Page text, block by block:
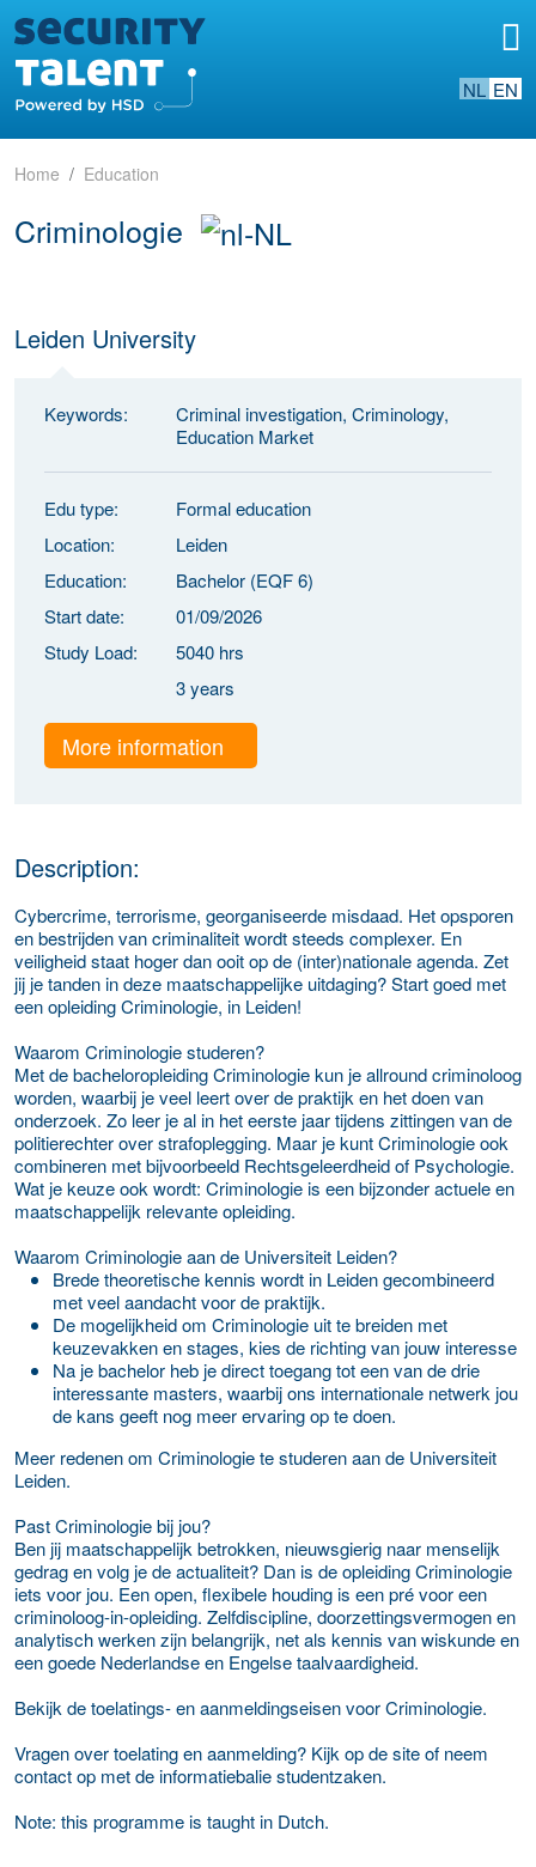
NL EN
Home Education
Criminologie
Leiden University
Keywords:
Criminal investigation, Criminology,
Education Market
Edu type:
Formal education
Location:
Leiden
Education:
Bachelor (EQF 6)
Start date:
01/09/2026
Study Load:
5040 hrs
3 years
More information
Description:
Cybercrime, terrorisme, georganiseerde misdaad. Het opsporen
en bestrijden van criminaliteit wordt steeds complexer. En
veiligheid staat hoger dan ooit op de (inter)nationale agenda. Zet
jij je tanden in deze maatschappelijke uitdaging? Start goed met
een opleiding Criminologie, in Leiden!
Waarom Criminologie studeren?
Met de bacheloropleiding Criminologie kun je allround criminoloog
worden, waarbij je veel leert over de praktijk en het doen van
onderzoek. Zo leer je al in het eerste jaar tijdens zittingen van de
politierechter over strafoplegging. Maar je kunt Criminologie ook
combineren met bijvoorbeeld Rechtsgeleerdheid of Psychologie.
Wat je keuze ook wordt: Criminologie is een bijzonder actuele en
maatschappelijk relevante opleiding.
Waarom Criminologie aan de Universiteit Leiden?
Brede theoretische kennis wordt in Leiden gecombineerd
met veel aandacht voor de praktijk.
De mogelijkheid om Criminologie uit te breiden met
keuzevakken en stages, kies de richting van jouw interesse
Na je bachelor heb je direct toegang tot een van de drie
interessante masters, waarbij ons internationale netwerk jou
de kans geeft nog meer ervaring op te doen.
Meer redenen om Criminologie te studeren aan de Universiteit
Leiden.
Past Criminologie bij jou?
Ben jij maatschappelijk betrokken, nieuwsgierig naar menselijk
gedrag en volg je de actualiteit? Dan is de opleiding Criminologie
iets voor jou. Een open, flexibele houding is een pré voor een
criminoloog-in-opleiding. Zelfdiscipline, doorzettingsvermogen en
analytisch werken zijn belangrijk, net als kennis van wiskunde en
een goede Nederlandse en Engelse taalvaardigheid.
Bekijk de toelatings- en aanmeldingseisen voor Criminologie.
Vragen over toelating en aanmelding? Kijk op de site of neem
contact op met de informatiebalie studentzaken.
Note: this programme is taught in Dutch.